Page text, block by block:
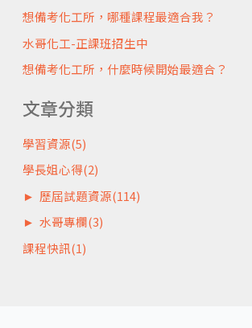
想備考化工所，哪種課程最適合我？
水哥化工-正課班招生中
想備考化工所，什麼時候開始最適合？
文章分類
學習資源(5)
學長姐心得(2)
► 歷屆試題資源(114)
► 水哥專欄(3)
課程快訊(1)